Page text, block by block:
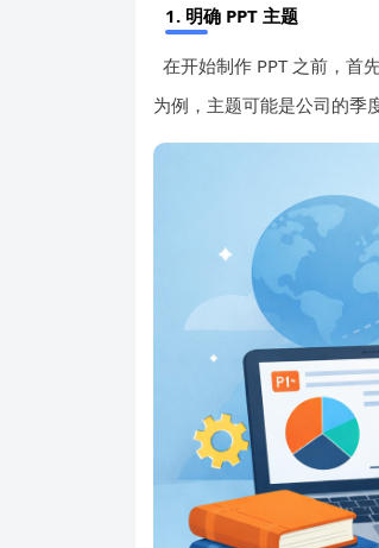
1. 明确 PPT 主题
在开始制作 PPT 之前，首
为例，主题可能是公司的季